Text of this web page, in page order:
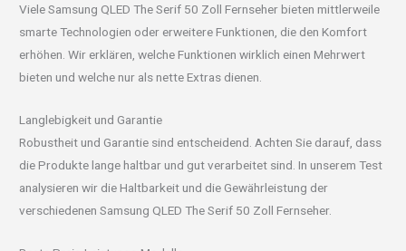
Viele Samsung QLED The Serif 50 Zoll Fernseher bieten mittlerweile
smarte Technologien oder erweitere Funktionen, die den Komfort
erhöhen. Wir erklären, welche Funktionen wirklich einen Mehrwert
bieten und welche nur als nette Extras dienen.
Langlebigkeit und Garantie
Robustheit und Garantie sind entscheidend. Achten Sie darauf, dass
die Produkte lange haltbar und gut verarbeitet sind. In unserem Test
analysieren wir die Haltbarkeit und die Gewährleistung der
verschiedenen Samsung QLED The Serif 50 Zoll Fernseher.